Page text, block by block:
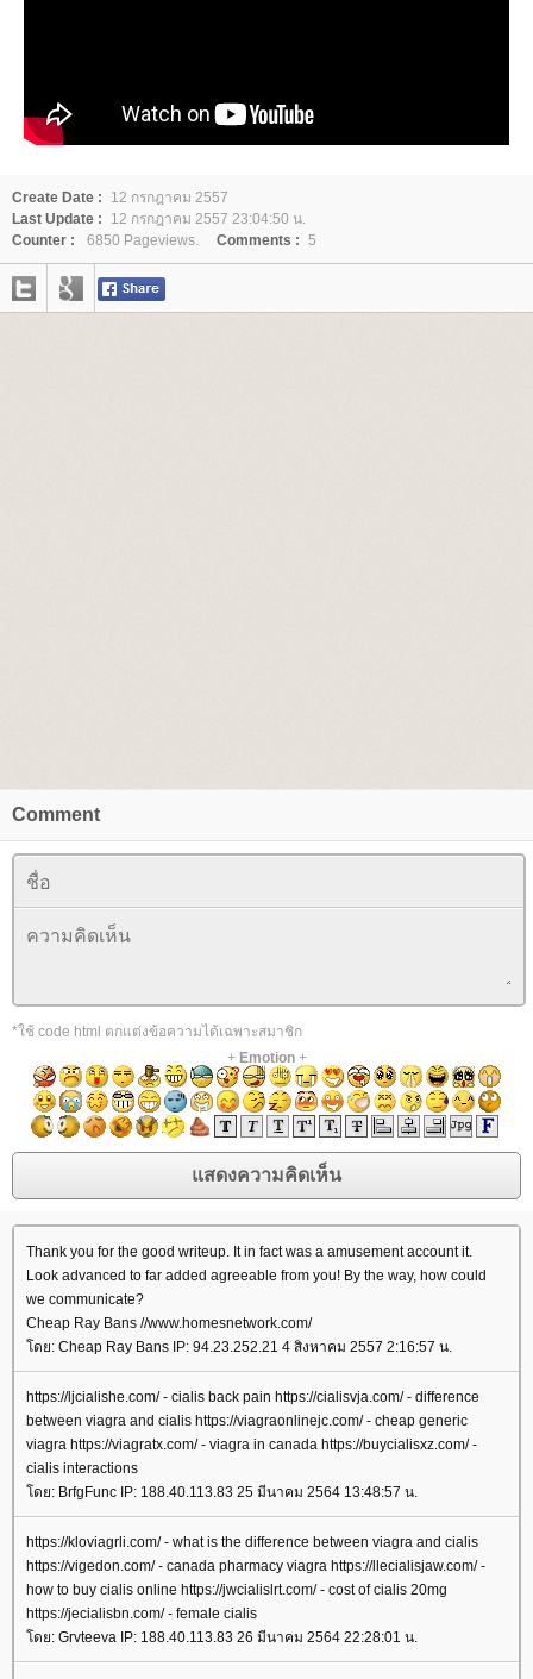
Create Date :
12 กรกฎาคม 2557
Last Update :
12 กรกฎาคม 2557 23:04:50 น.
Counter :
6850 Pageviews. Comments : 5
Comment
*ใช้ code html ตกแต่งข้อความได้เฉพาะสมาชิก
+ Emotion+
Thank you for the good writeup. It in fact was a amusement account it.
Look advanced to far added agreeable from you! By the way, how could
we communicate?
Cheap Ray Bans //www.homesnetwork.com/
ดย: Cheap Ray Bans IP: 94.23.252.21 4 สิงหาคม 2557 2:16:57 น.
https://ljcialishe.com/ - cialis back pain https://cialisvja.com/ - difference
between viagra and cialis https://viagraonlinejc.com/ - cheap generic
viagra https://viagratx.com/ - viagra in canada https://buycialisxz.com/ -
cialis interactions
ดย: BrfgFunc IP: 188.40.113.83 25 มีนาคม 2564 13:48:57 น.
https://kloviagrli.com/ - what is the difference between viagra and cialis
https://vigedon.com/ - canada pharmacy viagra https://llecialisjaw.com/ -
how to buy cialis online https://jwcialislrt.com/ - cost of cialis 20mg
https://jecialisbn.com/ - female cialis
ดย: Grvteeva IP: 188.40.113.83 26 มีนาคม 2564 22:28:01 น.